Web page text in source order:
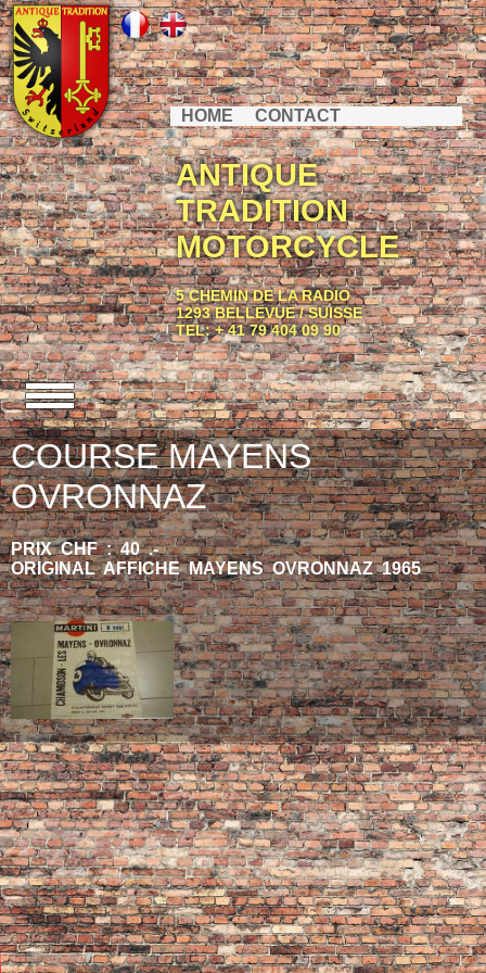
HOME CONTACT
ANTIQUE
TRADITION
MOTORCYCLE
5 CHEMIN DE LA RADIO
1293 BELLEVUE / SUISSE
TEL: + 41 79 404 09 90
COURSE MAYENS
OVRONNAZ
PRIX CHF : 40 .-
ORIGINAL AFFICHE MAYENS OVRONNAZ 1965